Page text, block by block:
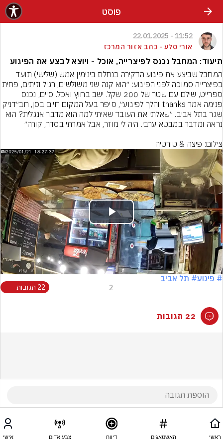
פוסט
11:52 - 22.01.2025
אורי סלע - כתב אזור המרכז
תיעוד: המחבל נכנס לפיצרייה, אוכל - ויוצא לבצע את הפיגוע
המחבל שביצע את פיגוע הדקירה בנחלת בינימין אמש (שלישי) תועד
צילום: פיצה & טורטיה
Play
Video
# פיגוע# תל אביב
2 22 תגובות
22 תגובות
ראשי האשטאגים דיווח צבע אדום אישי